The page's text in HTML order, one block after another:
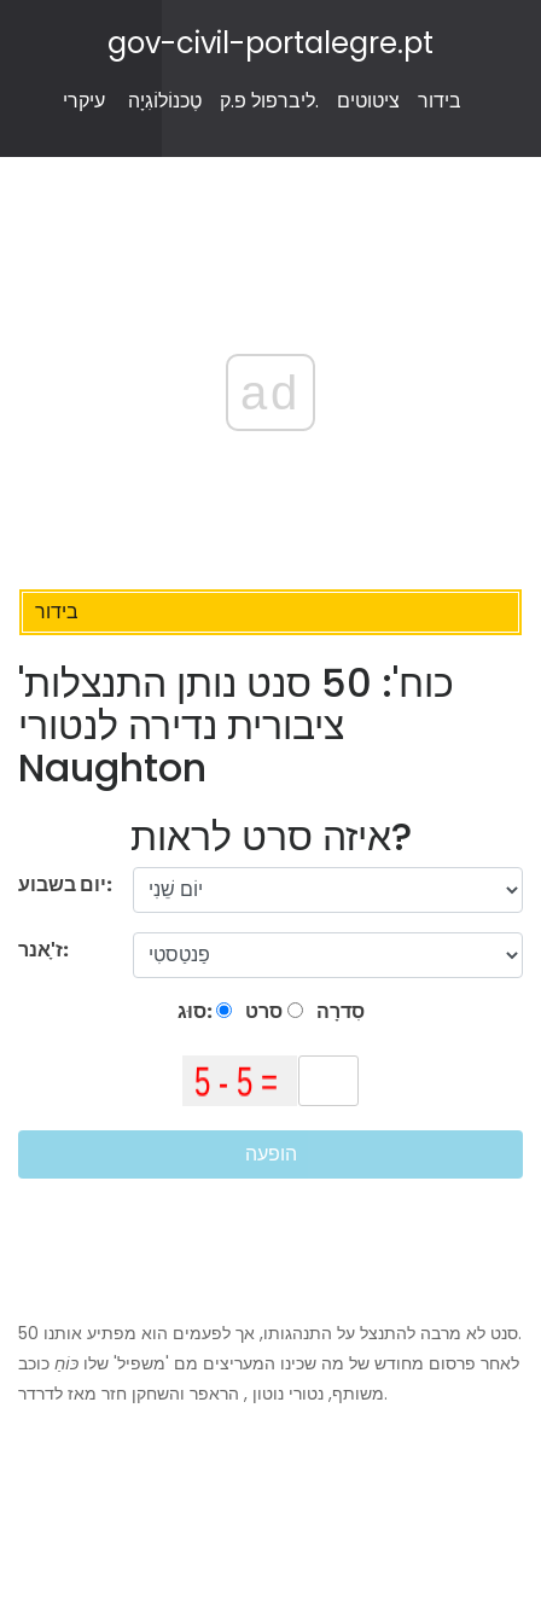
gov-civil-portalegre.pt
עיקרי טֶכנוֹלוֹגִיָה ליברפול פ.ק. ציטוטים בידור
ad
בידור
'כוח': 50 סנט נותן התנצלות
ציבורית נדירה לנטורי
Naughton
איזה סרט לראות?
יום בשבוע:
ז'ָאנר:
סוּג: סרט סִדרָה
הופעה
50 סנט לא מרבה להתנצל על התנהגותו, אך לפעמים הוא מפתיע אותנו.
לאחר פרסום מחודש של מה שכינו המעריצים מם 'משפיל' שלו כּוֹחַ כוכב
משותף, נטורי נוטון , הראפר והשחקן חזר מאז לדרדר.